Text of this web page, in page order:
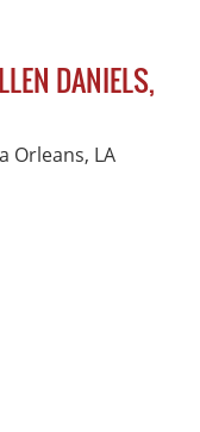
DANIELS,
Orleans, LA